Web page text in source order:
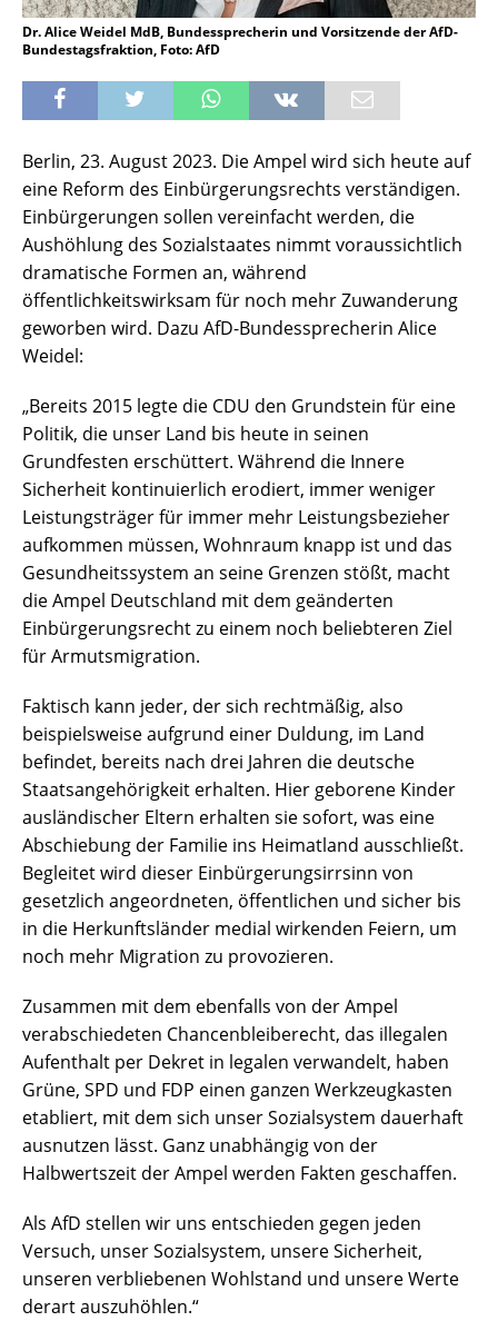
Dr. Alice Weidel MdB, Bundessprecherin und Vorsitzende der AfD-
Bundestagsfraktion, Foto: AfD
Berlin, 23. August 2023. Die Ampel wird sich heute auf
eine Reform des Einbürgerungsrechts verständigen.
Einbürgerungen sollen vereinfacht werden, die
Aushöhlung des Sozialstaates nimmt voraussichtlich
dramatische Formen an, während
öffentlichkeitswirksam für noch mehr Zuwanderung
geworben wird. Dazu AfD-Bundessprecherin Alice
Weidel:
„Bereits 2015 legte die CDU den Grundstein für eine
Politik, die unser Land bis heute in seinen
Grundfesten erschüttert. Während die Innere
Sicherheit kontinuierlich erodiert, immer weniger
Leistungsträger für immer mehr Leistungsbezieher
aufkommen müssen, Wohnraum knapp ist und das
Gesundheitssystem an seine Grenzen stößt, macht
die Ampel Deutschland mit dem geänderten
Einbürgerungsrecht zu einem noch beliebteren Ziel
für Armutsmigration.
Faktisch kann jeder, der sich rechtmäßig, also
beispielsweise aufgrund einer Duldung, im Land
befindet, bereits nach drei Jahren die deutsche
Staatsangehörigkeit erhalten. Hier geborene Kinder
ausländischer Eltern erhalten sie sofort, was eine
Abschiebung der Familie ins Heimatland ausschließt.
Begleitet wird dieser Einbürgerungsirrsinn von
gesetzlich angeordneten, öffentlichen und sicher bis
in die Herkunftsländer medial wirkenden Feiern, um
noch mehr Migration zu provozieren.
Zusammen mit dem ebenfalls von der Ampel
verabschiedeten Chancenbleiberecht, das illegalen
Aufenthalt per Dekret in legalen verwandelt, haben
Grüne, SPD und FDP einen ganzen Werkzeugkasten
etabliert, mit dem sich unser Sozialsystem dauerhaft
ausnutzen lässt. Ganz unabhängig von der
Halbwertszeit der Ampel werden Fakten geschaffen.
Als AfD stellen wir uns entschieden gegen jeden
Versuch, unser Sozialsystem, unsere Sicherheit,
unseren verbliebenen Wohlstand und unsere Werte
derart auszuhöhlen.“